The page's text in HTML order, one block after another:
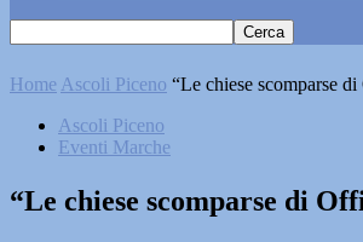
Home Ascoli Piceno “Le chiese scomparse
Ascoli Piceno
Eventi Marche
“Le chiese scomparse di